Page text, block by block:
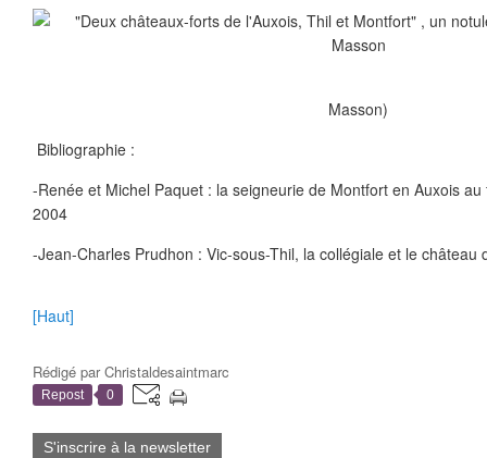
Masson)
Bibliographie :
-Renée et Michel Paquet : la seigneurie de Montfort en Auxois
2004
-Jean-Charles Prudhon : Vic-sous-Thil, la collégiale et le
[Haut]
Rédigé parChristaldesaintmarc
Repost 0
S'inscrire à la newsletter